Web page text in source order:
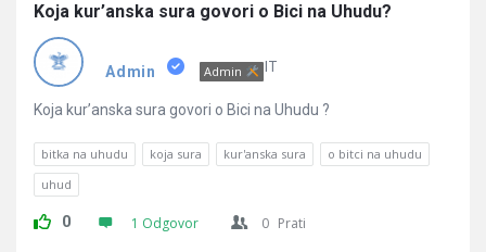
Latest
Pitanja
Koja kur’anska sura govori o Bici na Uhudu?
Admin Admin IT
Koja kur’anska sura govori o Bici na Uhudu ?
bitka na uhudu koja sura kur'anska sura
o bitci na uhudu
uhud
0 1 Odgovor 0 Prati